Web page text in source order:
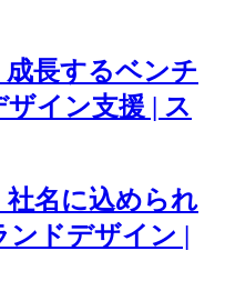
成長するベンチ
イン支援 | ス
名に込められ
ドデザイン |